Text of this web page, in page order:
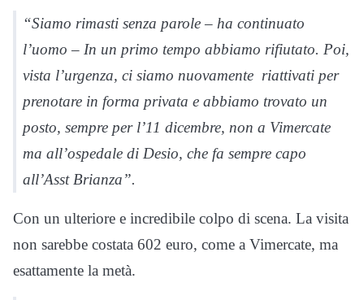
“Siamo rimasti senza parole – ha continuato
l’uomo – In un primo tempo abbiamo rifiutato. Poi,
vista l’urgenza, ci siamo nuovamente riattivati per
prenotare in forma privata e abbiamo trovato un
posto, sempre per l’11 dicembre, non a Vimercate
ma all’ospedale di Desio, che fa sempre capo
all’Asst Brianza”.
Con un ulteriore e incredibile colpo di scena. La visita
non sarebbe costata 602 euro, come a Vimercate, ma
esattamente la metà.